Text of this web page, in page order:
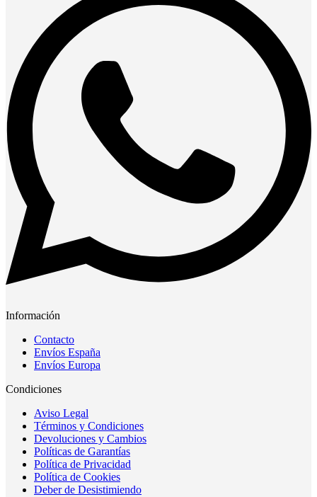
Información
Contacto
Envíos España
Envíos Europa
Condiciones
Aviso Legal
Términos y Condiciones
Devoluciones y Cambios
Políticas de Garantías
Política de Privacidad
Política de Cookies
Deber de Desistimiendo